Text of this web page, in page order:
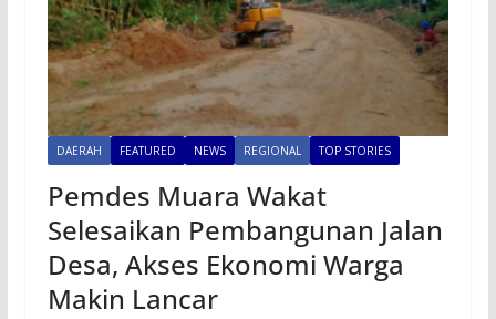
DAERAH FEATURED NEWS REGIONAL TOP STORIES
Pemdes Muara Wakat
Selesaikan Pembangunan Jalan
Desa, Akses Ekonomi Warga
Makin Lancar